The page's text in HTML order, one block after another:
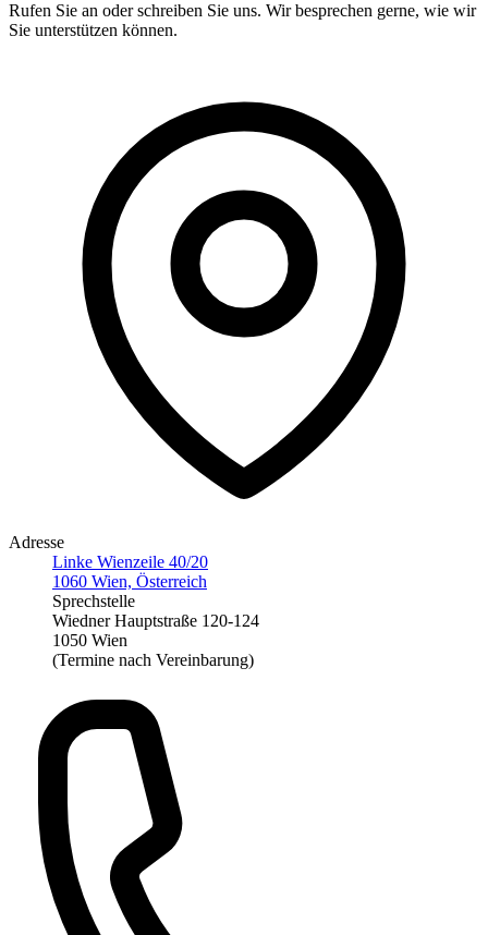
Rufen Sie an oder schreiben Sie uns. Wir besprechen gerne, wie wir
Sie unterstützen können.
Adresse
Linke Wienzeile 40/20
1060 Wien, Österreich
Sprechstelle
Wiedner Hauptstraße 120-124
1050 Wien
(Termine nach Vereinbarung)